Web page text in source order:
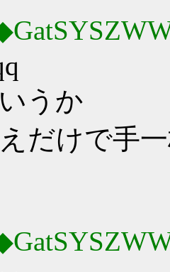
うか
だけで手